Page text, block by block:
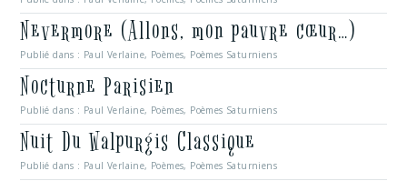
Nevermore (Allons, mon pauvre cœur…)
Publié dans : Paul Verlaine, Poèmes, Poèmes Saturniens
Nocturne Parisien
Publié dans : Paul Verlaine, Poèmes, Poèmes Saturniens
Nuit Du Walpurgis Classique
Publié dans : Paul Verlaine, Poèmes, Poèmes Saturniens